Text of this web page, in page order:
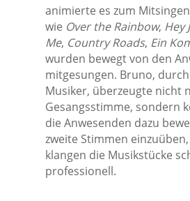
animierte es zum
wie Over the Rainbow, Hey
Me, Country Roads, Ein
wurden bewegt von den
mitgesungen. Bruno,
Musiker, überzeugte nicht
Gesangsstimme, sondern
die Anwesenden dazu
zweite Stimmen
klangen die Musikstücke
professionell.